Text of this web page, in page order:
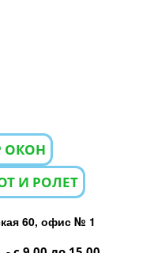
ОКОН
И РОЛЕТ
60, офис № 1